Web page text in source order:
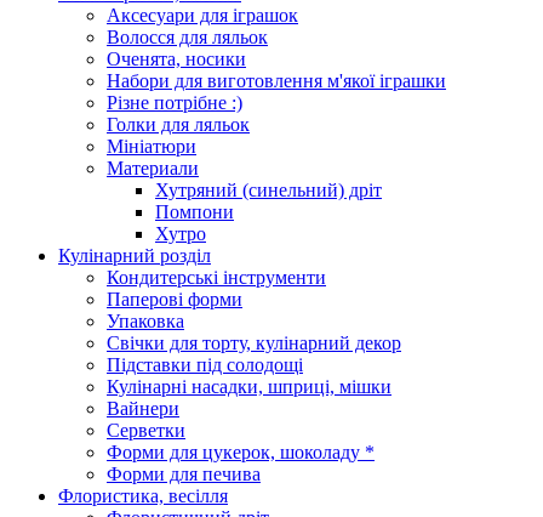
Аксесуари для іграшок
Волосся для ляльок
Оченята, носики
Набори для виготовлення м'якої іграшки
Різне потрібне :)
Голки для ляльок
Мініатюри
Материали
Хутряний (синельний) дріт
Помпони
Хутро
Кулінарний розділ
Кондитерські інструменти
Паперові форми
Упаковка
Свічки для торту, кулінарний декор
Підставки під солодощі
Кулінарні насадки, шприці, мішки
Вайнери
Серветки
Форми для цукерок, шоколаду *
Форми для печива
Флористика, весілля